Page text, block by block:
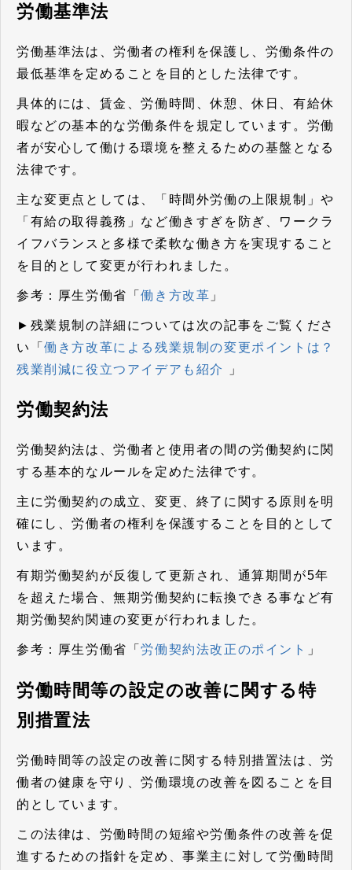
労働基準法
労働基準法は、労働者の権利を保護し、労働条件の
最低基準を定めることを目的とした法律です。
具体的には、賃金、労働時間、休憩、休日、有給休
暇などの基本的な労働条件を規定しています。労働
者が安心して働ける環境を整えるための基盤となる
法律です。
主な変更点としては、「時間外労働の上限規制」や
「有給の取得義務」など働きすぎを防ぎ、ワークラ
イフバランスと多様で柔軟な働き方を実現すること
を目的として変更が行われました。
参考：厚生労働省「働き方改革 」
►残業規制の詳細については次の記事をご覧くださ
い「働き方改革による残業規制の変更ポイントは？
残業削減に役立つアイデアも紹介
」
労働契約法
労働契約法は、労働者と使用者の間の労働契約に関
する基本的なルールを定めた法律です。
主に労働契約の成立、変更、終了に関する原則を明
確にし、労働者の権利を保護することを目的として
います。
有期労働契約が反復して更新され、通算期間が5年
を超えた場合、無期労働契約に転換できる事など有
期労働契約関連の変更が行われました。
参考：厚生労働省「労働契約法改正のポイント 」
労働時間等の設定の改善に関する特
別措置法
労働時間等の設定の改善に関する特別措置法は、労
働者の健康を守り、労働環境の改善を図ることを目
的としています。
この法律は、労働時間の短縮や労働条件の改善を促
進するための指針を定め、事業主に対して労働時間